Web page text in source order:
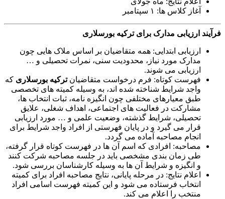
آغاز کلاس ها: ۱ سپتامبر
فرآیند ارزیابی مدارک برای ترکیه بورسلاری
ارزیابی ابتدایی: همه متقاضیان بر اساس ملاک هایی چون
مدارک مورد نیاز، محدودیت سنی، نمرات تحصیلی و …
ارزیابی می شوند.
فهرست کوتاه: فرم درخواست متقاضیانترکیه بورسلاری که
واجد شرایط شناخته شده اند، به وسیله کمیته های تخصصی
طبق معیارهای مختلفی چون انگیزه نامه، ثبات انتخاب ها،
مشارکت در فعالیت های اجتماعی، اهداف شغلی، علایق
تحصیلی، شرایط گذشته، وضعیت علمی و … مورد ارزیابی
قرار می گیرد و در پایان فهرستی از افراد واجد شرایط برای
انجام مصاحبه آماده می گردد.
مصاحبه: افرادی که اسم آن ها در فهرست کوتاه قرار گرفته،
طی زمان بندی مشخصی باید در جلسه مصاحبه شرکت کنند
و انگیزه و شرایط آن ها به وسیله کارشناسان بررسی شود.
اعلام نتایج: در مرحله پایانی، نتایج مصاحبه افراد برای کمیته
انتخاب فرستاده می شود و این کمیته فهرست اسامی افراد
منتخب را اعلام می کند.